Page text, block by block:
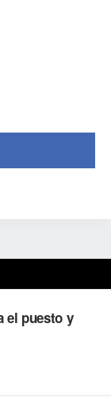
el puesto y